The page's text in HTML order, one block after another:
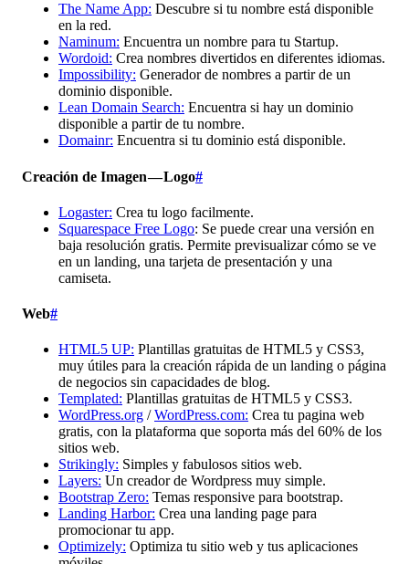
The Name App: Descubre si tu nombre está disponible
en la red.
Naminum: Encuentra un nombre para tu Startup.
Wordoid: Crea nombres divertidos en diferentes idiomas.
Impossibility: Generador de nombres a partir de un
dominio disponible.
Lean Domain Search: Encuentra si hay un dominio
disponible a partir de tu nombre.
Domainr: Encuentra si tu dominio está disponible.
Creación de Imagen — Logo#
Logaster: Crea tu logo facilmente.
Squarespace Free Logo: Se puede crear una versión en
baja resolución gratis. Permite previsualizar cómo se ve
en un landing, una tarjeta de presentación y una
camiseta.
Web#
HTML5 UP: Plantillas gratuitas de HTML5 y CSS3,
muy útiles para la creación rápida de un landing o página
de negocios sin capacidades de blog.
Templated: Plantillas gratuitas de HTML5 y CSS3.
WordPress.org /WordPress.com: Crea tu pagina web
gratis, con la plataforma que soporta más del 60% de los
sitios web.
Strikingly: Simples y fabulosos sitios web.
Layers: Un creador de Wordpress muy simple.
Bootstrap Zero: Temas responsive para bootstrap.
Landing Harbor: Crea una landing page para
promocionar tu app.
Optimizely: Optimiza tu sitio web y tus aplicaciones